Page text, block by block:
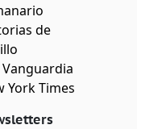
de
Vanguardia
York Times